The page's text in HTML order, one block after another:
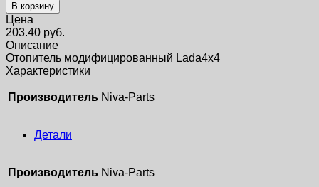
В корзину
Цена
203.40 руб.
Описание
Отопитель модифицированный Lada4x4
Характеристики
Производитель Niva-Parts
Детали
Производитель Niva-Parts